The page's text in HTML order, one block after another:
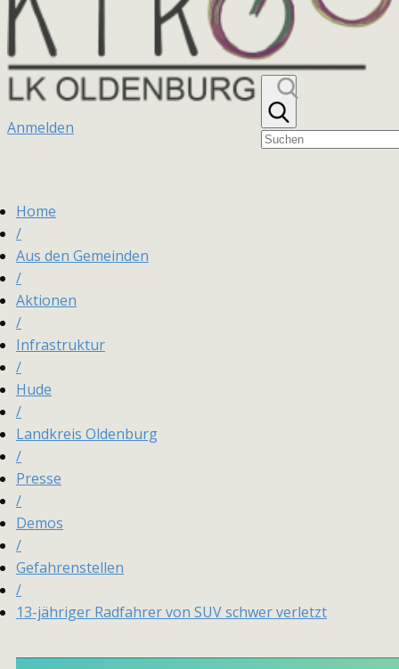
Anmelden
Home
/
Aus den Gemeinden
/
Aktionen
/
Infrastruktur
/
Hude
/
Landkreis Oldenburg
/
Presse
/
Demos
/
Gefahrenstellen
/
13-jähriger Radfahrer von SUV schwer verletzt